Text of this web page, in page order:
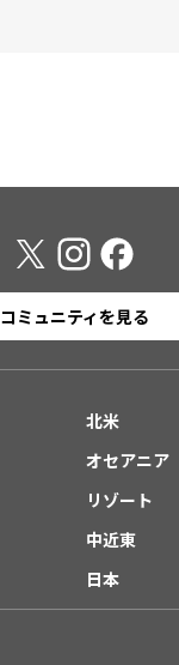
コミュニティを見る
北米
オセアニア
リゾート
中近東
日本